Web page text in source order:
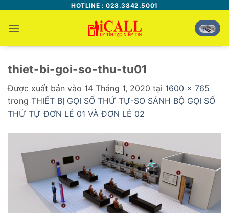
nội
dung
HOTLINE : 028.3842.5001
thiet-bi-goi-so-thu-tu01
Được xuất bản vào 14 Tháng 1, 2020 tại 1600 × 765
trong THIẾT BỊ GỌI SỐ THỨ TỰ-SO SÁNH BỘ GỌI SỐ
THỨ TỰ ĐƠN LẺ 01 VÀ ĐƠN LẺ 02